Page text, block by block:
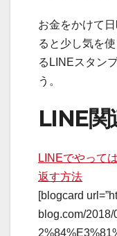
お金をかけて
ると少し気を
るLINEスタン
う。
LINE関
LINEでやって
返す方法
[blogcard
blog.com/